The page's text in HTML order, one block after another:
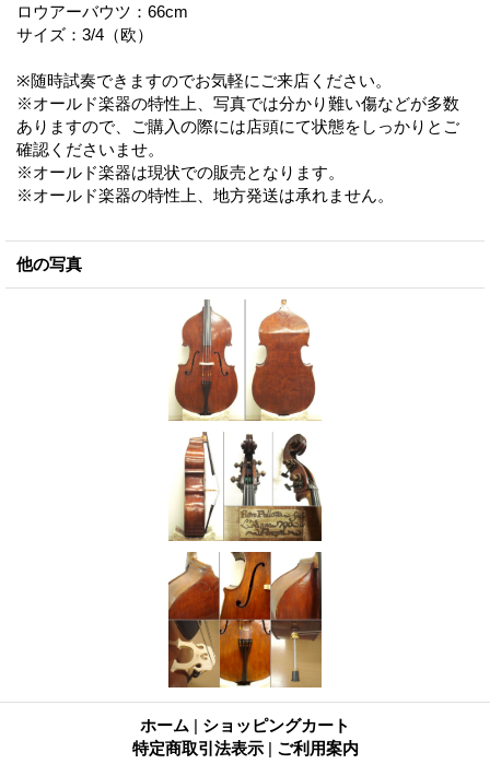
ロウアーバウツ：66cm
サイズ：3/4（欧）
※随時試奏できますのでお気軽にご来店ください。
※オールド楽器の特性上、写真では分かり難い傷などが多数
ありますので、ご購入の際には店頭にて状態をしっかりとご
確認くださいませ。
※オールド楽器は現状での販売となります。
※オールド楽器の特性上、地方発送は承れません。
他の写真
ホーム | ショッピングカート
特定商取引法表示 | ご利用案内